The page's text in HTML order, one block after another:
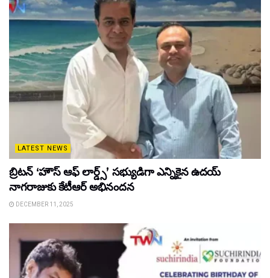
LATEST NEWS
బ్రిటన్ ‘హౌస్ ఆఫ్ లార్డ్స్’ సభ్యుడిగా ఎన్నికైన ఉదయ్
నాగరాజుకు కేటీఆర్ అభినందన
DECEMBER 11, 2025